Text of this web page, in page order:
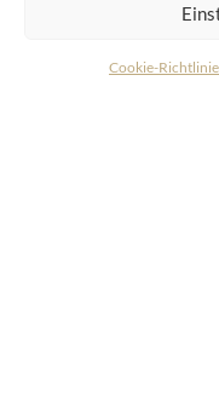
Cookie-Richtlinie